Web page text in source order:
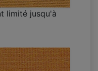
limité jusqu'à